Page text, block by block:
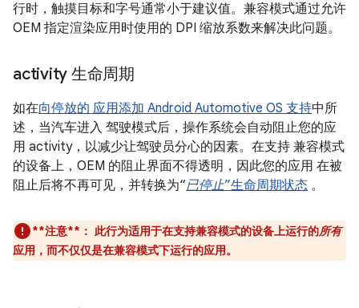
行时，触摸目标和字号通常小于建议值。兼容模式通过允许
OEM 指定渲染应用时使用的 DPI 缩放系数来解决此问题。
activity 生命周期
如在向停放的 应用添加 Android Automotive OS 支持中所
述，当汽车进入 驾驶模式后，操作系统会自动阻止您的应
用 activity，以减少让驾驶员分心的因素。在支持 兼容模式
的设备上，OEM 的阻止界面不得透明，因此您的应用 在被
阻止后将不再可见，并转换为“已停止”生命周期状态 。
**注意**： 此行为适用于在支持兼容模式的设备上运行的所有
应用，而不仅仅是在兼容模式下运行的应用。